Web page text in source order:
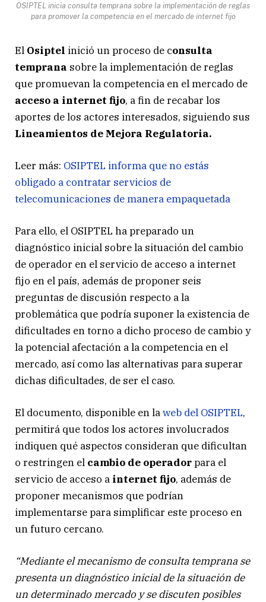
OSIPTEL inicia consulta temprana sobre la implementación de reglas
para promover la competencia en el mercado de internet fijo
El Osiptel inició un proceso de consulta
temprana sobre la implementación de reglas
que promuevan la competencia en el mercado de
acceso a internet fijo, a fin de recabar los
aportes de los actores interesados, siguiendo sus
Lineamientos de Mejora Regulatoria.
Leer más: OSIPTEL informa que no estás
obligado a contratar servicios de
telecomunicaciones de manera empaquetada
Para ello, el OSIPTEL ha preparado un
diagnóstico inicial sobre la situación del cambio
de operador en el servicio de acceso a internet
fijo en el país, además de proponer seis
preguntas de discusión respecto a la
problemática que podría suponer la existencia de
dificultades en torno a dicho proceso de cambio y
la potencial afectación a la competencia en el
mercado, así como las alternativas para superar
dichas dificultades, de ser el caso.
El documento, disponible en laweb del OSIPTEL,
permitirá que todos los actores involucrados
indiquen qué aspectos consideran que dificultan
o restringen el cambio de operadorpara el
servicio de acceso a internet fijo, además de
proponer mecanismos que podrían
implementarse para simplificar este proceso en
un futuro cercano.
“Mediante el mecanismo de consulta temprana se
presenta un diagnóstico inicial de la situación de
un determinado mercado y se discuten posibles